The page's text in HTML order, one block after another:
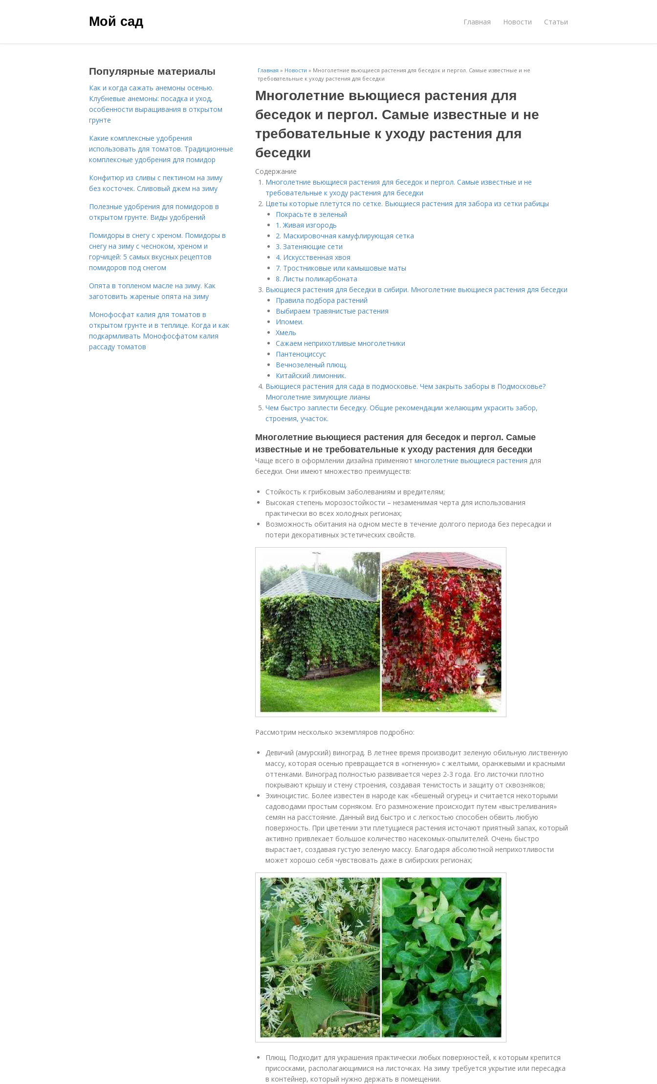
Мой сад Главная Новости Статьи
Главная » Новости » Многолетние вьющиеся растения для беседок и пергол. Самые известные и не
требовательные к уходу растения для беседки
Многолетние вьющиеся растения для
беседок и пергол. Самые известные и не
требовательные к уходу растения для
беседки
Содержание
Многолетние вьющиеся растения для беседок и пергол. Самые известные и не
требовательные к уходу растения для беседки
Цветы которые плетутся по сетке. Вьющиеся растения для забора из сетки рабицы
Покрасьте в зеленый
1. Живая изгородь
2. Маскировочная камуфлирующая сетка
3. Затеняющие сети
4. Искусственная хвоя
7. Тростниковые или камышовые маты
8. Листы поликарбоната
Вьющиеся растения для беседки в сибири. Многолетние вьющиеся растения для беседки
Правила подбора растений
Выбираем травянистые растения
Ипомеи.
Хмель
Сажаем неприхотливые многолетники
Пантеноциссус
Вечнозеленый плющ.
Китайский лимонник.
Вьющиеся растения для сада в подмосковье. Чем закрыть заборы в Подмосковье?
Многолетние зимующие лианы
Чем быстро заплести беседку. Общие рекомендации желающим украсить забор,
строения, участок.
Многолетние вьющиеся растения для беседок и пергол. Самые
известные и не требовательные к уходу растения для беседки
Чаще всего в оформлении дизайна применяют многолетние вьющиеся растения для
беседки. Они имеют множество преимуществ:
Стойкость к грибковым заболеваниям и вредителям;
Высокая степень морозостойкости – незаменимая черта для использования
практически во всех холодных регионах;
Возможность обитания на одном месте в течение долгого периода без пересадки и
потери декоративных эстетических свойств.
Рассмотрим несколько экземпляров подробно:
Девичий (амурский) виноград. В летнее время производит зеленую обильную лиственную
массу, которая осенью превращается в «огненную» с желтыми, оранжевыми и красными
оттенками. Виноград полностью развивается через 2-3 года. Его листочки плотно
покрывают крышу и стену строения, создавая тенистость и защиту от сквозняков;
Эхиноцистис. Более известен в народе как «бешеный огурец» и считается некоторыми
садоводами простым сорняком. Его размножение происходит путем «выстреливания»
семян на расстояние. Данный вид быстро и с легкостью способен обвить любую
поверхность. При цветении эти плетущиеся растения источают приятный запах, который
активно привлекает большое количество насекомых-опылителей. Очень быстро
вырастает, создавая густую зеленую массу. Благодаря абсолютной неприхотливости
может хорошо себя чувствовать даже в сибирских регионах;
Плющ. Подходит для украшения практически любых поверхностей, к которым крепится
присосками, располагающимися на листочках. На зиму требуется укрытие или пересадка
в контейнер, который нужно держать в помещении.
Популярные материалы
Как и когда сажать анемоны осенью.
Клубневые анемоны: посадка и уход,
особенности выращивания в открытом
грунте
Какие комплексные удобрения
использовать для томатов. Традиционные
комплексные удобрения для помидор
Конфитюр из сливы с пектином на зиму
без косточек. Сливовый джем на зиму
Полезные удобрения для помидоров в
открытом грунте. Виды удобрений
Помидоры в снегу с хреном. Помидоры в
снегу на зиму с чесноком, хреном и
горчицей: 5 самых вкусных рецептов
помидоров под снегом
Опята в топленом масле на зиму. Как
заготовить жареные опята на зиму
Монофосфат калия для томатов в
открытом грунте и в теплице. Когда и как
подкармливать Монофосфатом калия
рассаду томатов